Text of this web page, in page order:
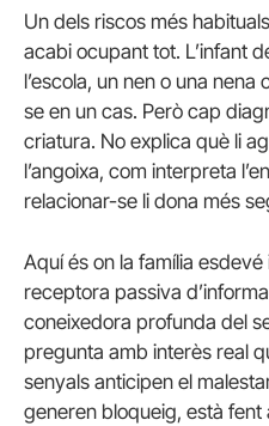
Un dels riscos més
acabi ocupant tot. L’infant
l’escola, un nen o una
se en un cas. Però cap
criatura. No explica què li
l’angoixa, com interpreta
relacionar-se li dona més
Aquí és on la família
receptora passiva
coneixedora profunda del
pregunta amb interès real
senyals anticipen el
generen bloqueig, està